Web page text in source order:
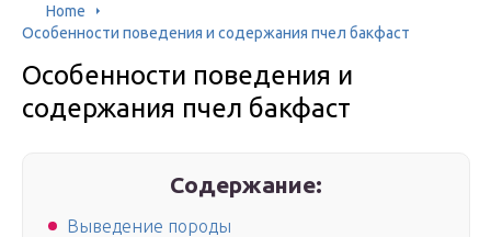
Home
Особенности поведения и содержания пчел бакфаст
Особенности поведения и
содержания пчел бакфаст
Содержание:
Выведение породы